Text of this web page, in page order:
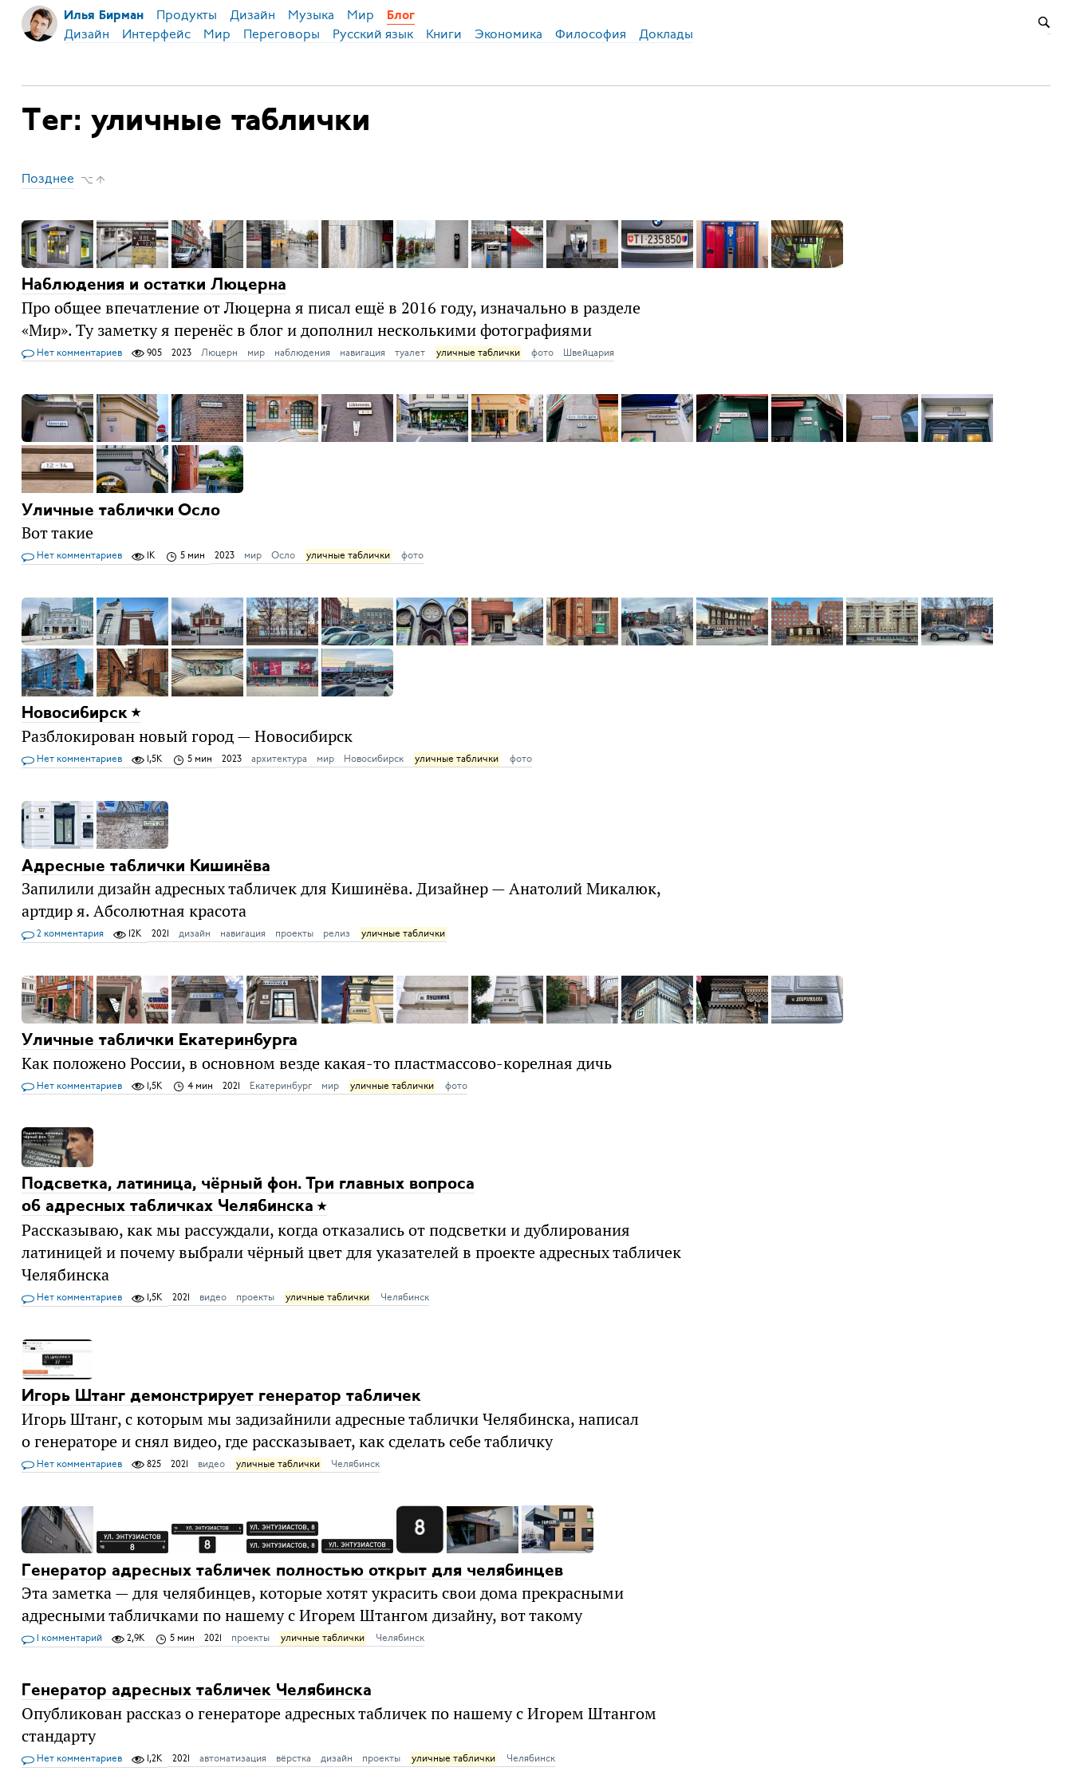
Илья Бирман Продукты Дизайн Музыка Мир Блог
Дизайн Интерфейс Мир Переговоры Русский язык Книги Экономика Философия Доклады
Тег: уличные таблички
Позднее ⌥ ↑
Наблюдения и остатки Люцерна
Про общее впечатление от Люцерна я писал ещё в 2016 году, изначально в разделе
«Мир». Ту заметку я перенёс в блог и дополнил несколькими фотографиями
Нет комментариев 905 2023 Люцерн мир наблюдения навигация туалет уличные таблички фото Швейцария
Уличные таблички Осло
Вот такие
Нет комментариев 1K 5 мин 2023 мир Осло уличные таблички фото
Новосибирск
Разблокирован новый город — Новосибирск
Нет комментариев 1,5K 5 мин 2023 архитектура мир Новосибирск уличные таблички фото
Адресные таблички Кишинёва
Запилили дизайн адресных табличек для Кишинёва. Дизайнер — Анатолий Микалюк,
артдир я. Абсолютная красота
2 комментария 12K 2021 дизайн навигация проекты релиз уличные таблички
Уличные таблички Екатеринбурга
Как положено России, в основном везде какая-то пластмассово-корелная дичь
Нет комментариев 1,5K 4 мин 2021 Екатеринбург мир уличные таблички фото
Подсветка, латиница, чёрный фон. Три главных вопроса
об адресных табличках Челябинска
Рассказываю, как мы рассуждали, когда отказались от подсветки и дублирования
латиницей и почему выбрали чёрный цвет для указателей в проекте адресных табличек
Челябинска
Нет комментариев 1,5K 2021 видео проекты уличные таблички Челябинск
Игорь Штанг демонстрирует генератор табличек
Игорь Штанг, с которым мы задизайнили адресные таблички Челябинска, написал
о генераторе и снял видео, где рассказывает, как сделать себе табличку
Нет комментариев 825 2021 видео уличные таблички Челябинск
Генератор адресных табличек полностью открыт для челябинцев
Эта заметка — для челябинцев, которые хотят украсить свои дома прекрасными
адресными табличками по нашему с Игорем Штангом дизайну, вот такому
1 комментарий 2,9K 5 мин 2021 проекты уличные таблички Челябинск
Генератор адресных табличек Челябинска
Опубликован рассказ о генераторе адресных табличек по нашему с Игорем Штангом
стандарту
Нет комментариев 1,2K 2021 автоматизация вёрстка дизайн проекты уличные таблички Челябинск